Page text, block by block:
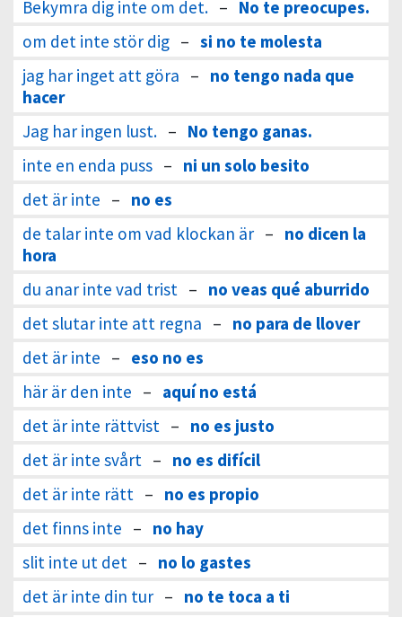
Bekymra dig inte om det. – No te preocupes.
om det inte stör dig – si no te molesta
jag har inget att göra – no tengo nada que
hacer
Jag har ingen lust. – No tengo ganas.
inte en enda puss – ni un solo besito
det är inte – no es
de talar inte om vad klockan är – no dicen la
hora
du anar inte vad trist – no veas qué aburrido
det slutar inte att regna – no para de llover
det är inte – eso no es
här är den inte – aquí no está
det är inte rättvist – no es justo
det är inte svårt – no es difícil
det är inte rätt – no es propio
det finns inte – no hay
slit inte ut det – no lo gastes
det är inte din tur – no te toca a ti